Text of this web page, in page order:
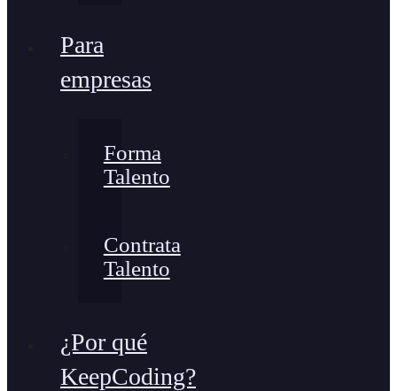
Para
empresas
Forma
Talento
Contrata
Talento
¿Por qué
KeepCoding?